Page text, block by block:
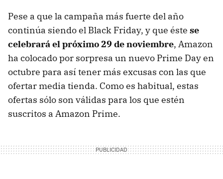
Pese a que la campaña más fuerte del año
continúa siendo el Black Friday, y que éste se
celebrará el próximo 29 de noviembre, Amazon
ha colocado por sorpresa un nuevo Prime Day en
octubre para así tener más excusas con las que
ofertar media tienda. Como es habitual, estas
ofertas sólo son válidas para los que estén
suscritos a Amazon Prime.